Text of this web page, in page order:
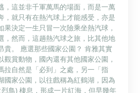
，這並非千軍萬馬的場面，而是一萬
，就只有在熱汽球上才能感受，亦是
果決定一生只冒一次險乘坐熱汽球，
，然而，這趟熱汽球之旅，比其他地
貴。 應選那些國家公園？ 肯雅其實
觀賞動物，國內還有其他國家公園，
拉自然是「必到」之處，另一「指
國家公園，以往戲稱為紅鶴湖，因為
鳥) 棲息，形成一片紅海，但早幾年